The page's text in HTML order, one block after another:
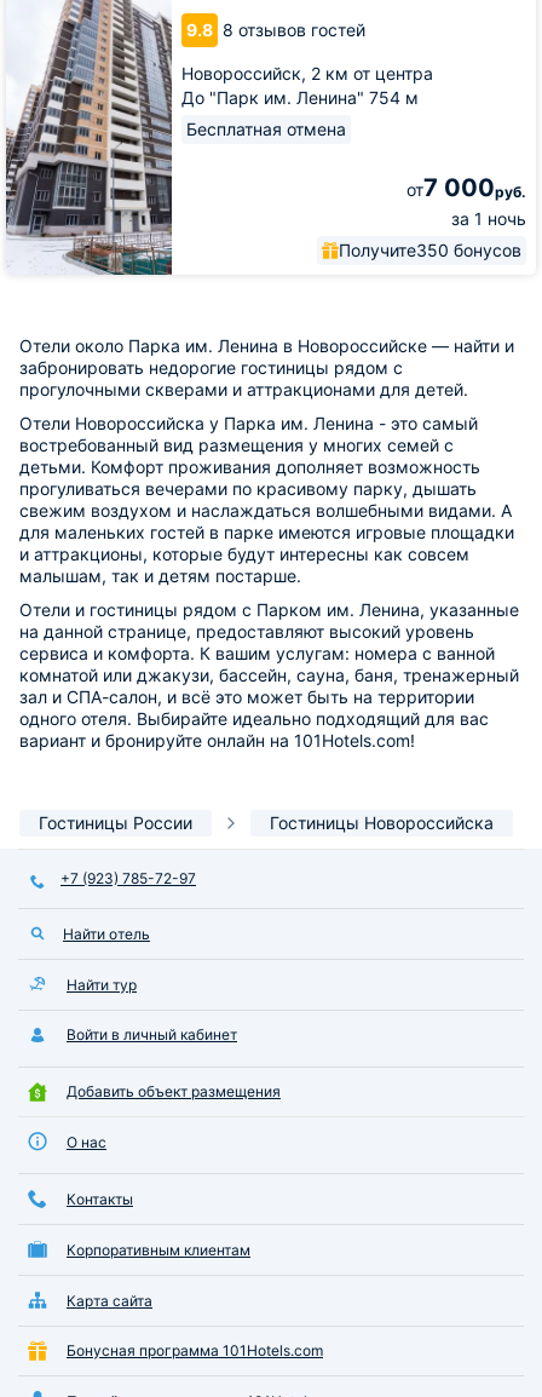
9.8 8 отзывов гостей
Новороссийск, 2 км от центра
До "Парк им. Ленина" 754 м
Бесплатная отмена
от7 000руб.
за 1 ночь
Получите350 бонусов
Шевченко
LetoApart
Отели около Парка им. Ленина в Новороссийске — найти и
забронировать недорогие гостиницы рядом с
прогулочными скверами и аттракционами для детей.
Отели Новороссийска у Парка им. Ленина - это самый
востребованный вид размещения у многих семей с
детьми. Комфорт проживания дополняет возможность
прогуливаться вечерами по красивому парку, дышать
свежим воздухом и наслаждаться волшебными видами. А
для маленьких гостей в парке имеются игровые площадки
и аттракционы, которые будут интересны как совсем
малышам, так и детям постарше.
Отели и гостиницы рядом с Парком им. Ленина, указанные
на данной странице, предоставляют высокий уровень
сервиса и комфорта. К вашим услугам: номера с ванной
комнатой или джакузи, бассейн, сауна, баня, тренажерный
зал и СПА-салон, и всё это может быть на территории
одного отеля. Выбирайте идеально подходящий для вас
вариант и бронируйте онлайн на 101Hotels.com!
Гостиницы России Гостиницы Новороссийска
+7 (923) 785-72-97
Найти отель
Найти тур
Войти в личный кабинет
Добавить объект размещения
О нас
Контакты
Корпоративным клиентам
Карта сайта
Бонусная программа 101Hotels.com